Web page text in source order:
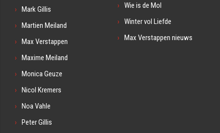
Mark Gillis
Martien Meiland
Max Verstappen
Maxime Meiland
Monica Geuze
Nicol Kremers
Noa Vahle
Peter Gillis
Wie is de Mol
Winter vol Liefde
Max Verstappen nieuws